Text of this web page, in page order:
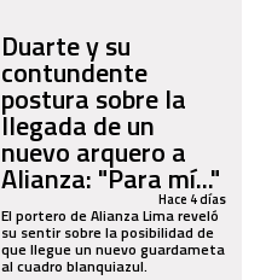
Duarte y su
contundente
postura sobre la
llegada de un
nuevo arquero a
Alianza: "Para mí..."
Hace 4 días
El portero de Alianza Lima reveló
su sentir sobre la posibilidad de
que llegue un nuevo guardameta
al cuadro blanquiazul.